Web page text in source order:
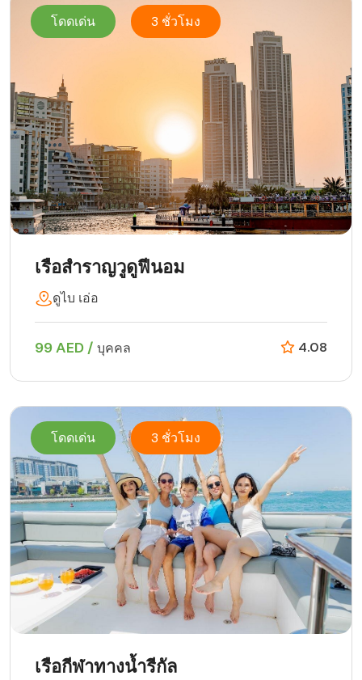
โดดเด่น 3 ชั่วโมง
เรือสำราญวูดูฟีนอม
ดูไบ เอ่อ
99 AED / บุคคล 4.08
โดดเด่น 3 ชั่วโมง
เรือกีฬาทางน้ำรีกัล